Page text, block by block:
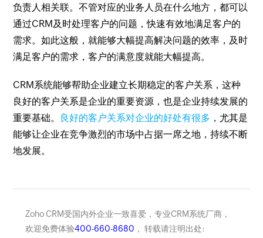
负责人相关联。不管对应的业务人员在什么地方，都可以
通过CRM及时处理客户的问题，快速有效地满足客户的
需求。如此这般，就能够大幅提高解决问题的效率，及时
满足客户的需求，客户的满意度就能大幅提高。
CRM系统能够帮助企业建立长期稳定的客户关系，这种
良好的客户关系是企业的重要资源，也是企业持续发展的
重要基础。 良好的客户关系对企业的好处有很多 ，尤其是
能够让企业在竞争激烈的市场中占据一席之地，持续不断
地发展。
Zoho CRM受国内外企业一致喜爱，专业CRM系统厂商，
欢迎免费体验400-660-8680 ， 转载请注明出处: